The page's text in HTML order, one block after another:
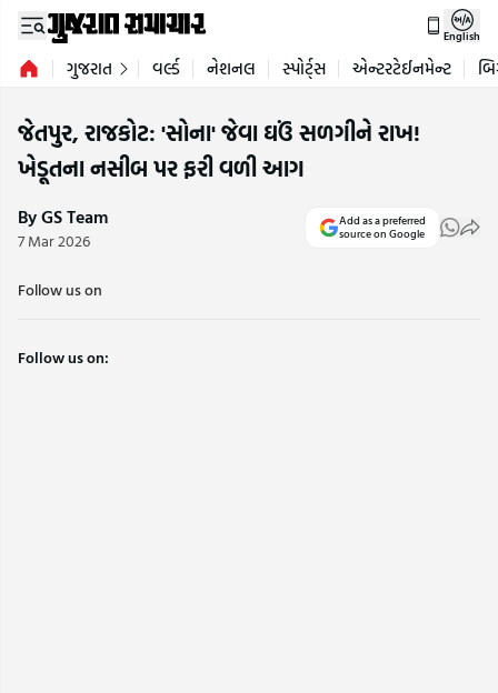
English
ગુજરાત વર્લ્ડ નેશનલ સ્પોર્ટ્સ એન્ટરટેઈનમેન્ટ
જેતપુર, રાજકોટ: 'સોના' જેવા ઘઉં સળગીને રાખ!
ખેડૂતના નસીબ પર ફરી વળી આગ
By GS Team
7 Mar 2026
Add as a preferred
source on Google
Follow us on
Follow us on: